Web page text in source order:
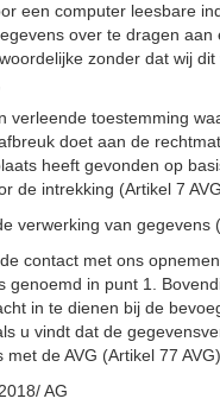
een computer leesbare
over te dragen aan
zonder dat wij dit
verleende toestemming
doet aan de
heeft gevonden op
de intrekking (Artikel 7
verwerking van gegevens
contact met ons
genoemd in punt 1.
in te dienen bij de
u vindt dat de
de AVG (Artikel 77 AVG).
AG